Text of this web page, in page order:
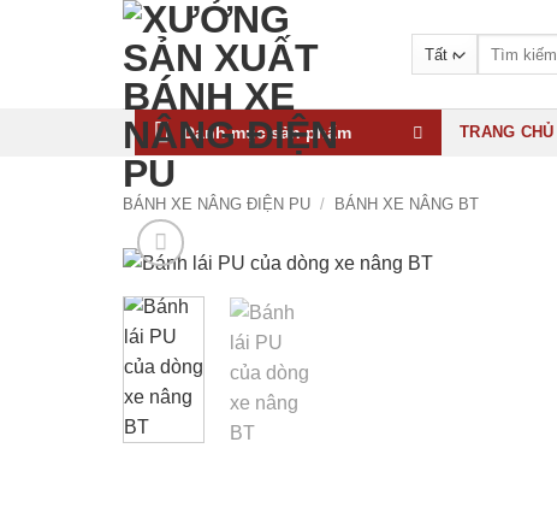
Danh mục sản phẩm TRANG CHỦ
BÁNH XE NÂNG ĐIỆN PU / BÁNH XE NÂNG BT